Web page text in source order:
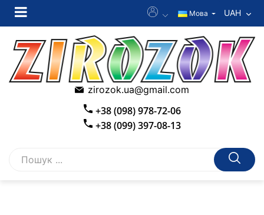
Мова UAH
zirozok.ua@gmail.com
+38 (098) 978-72-06
+38 (099) 397-08-13